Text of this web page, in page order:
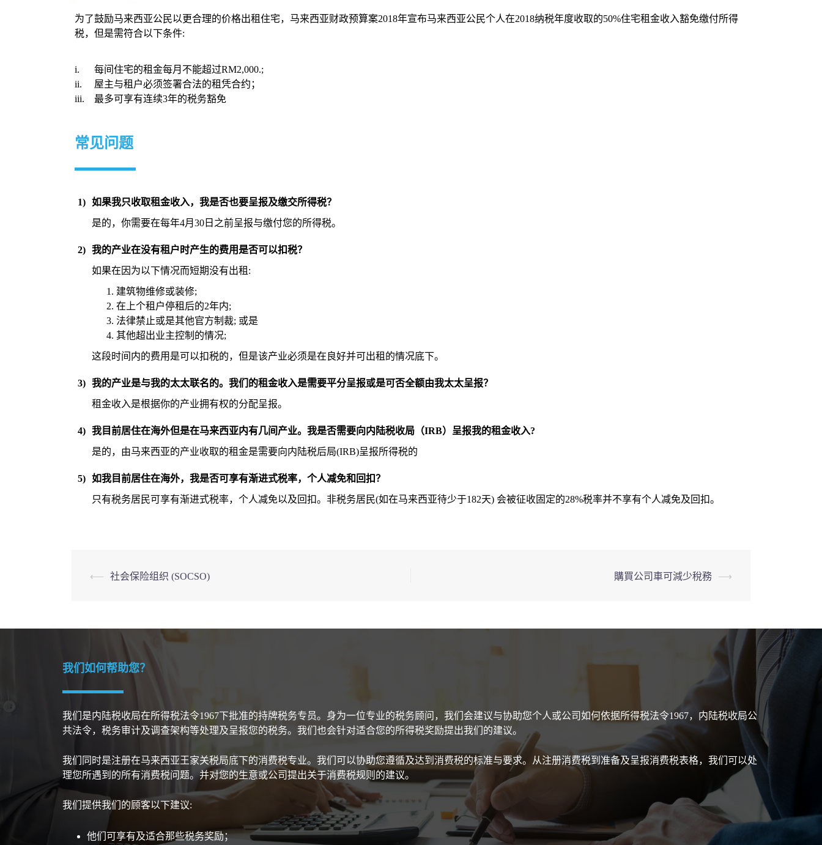
为了鼓励马来西亚公民以更合理的价格出租住宅，马来西亚财政预算案2018年宣布马来西亚公民个人在2018纳税年度收取的50%住宅租金收入豁免缴付所得
税，但是需符合以下条件:
i. 每间住宅的租金每月不能超过RM2,000.;
ii. 屋主与租户必须签署合法的租凭合约；
iii. 最多可享有连续3年的税务豁免
常见问题
1) 如果我只收取租金收入，我是否也要呈报及缴交所得税？
是的，你需要在每年4月30日之前呈报与缴付您的所得税。
2) 我的产业在没有租户时产生的费用是否可以扣税？
如果在因为以下情况而短期没有出租:
建筑物维修或装修;
在上个租户停租后的2年内;
法律禁止或是其他官方制裁; 或是
其他超出业主控制的情况;
这段时间内的费用是可以扣税的，但是该产业必须是在良好并可出租的情况底下。
3) 我的产业是与我的太太联名的。我们的租金收入是需要平分呈报或是可否全额由我太太呈报？
租金收入是根据你的产业拥有权的分配呈报。
4) 我目前居住在海外但是在马来西亚内有几间产业。我是否需要向内陆税收局（IRB）呈报我的租金收入?
是的，由马来西亚的产业收取的租金是需要向内陆税后局(IRB)呈报所得税的
5) 如我目前居住在海外，我是否可享有渐进式税率，个人减免和回扣？
只有税务居民可享有渐进式税率，个人减免以及回扣。非税务居民(如在马来西亚待少于182天) 会被征收固定的28%税率并不享有个人减免及回扣。
Post
⟵ 社会保险组织 (SOCSO) 購買公司車可減少稅務 ⟶
我们如何帮助您？
我们是内陆税收局在所得税法令1967下批准的持牌税务专员。身为一位专业的税务顾问，我们会建议与协助您个人或公司如何依据所得税法令1967，内陆税收局公
共法令，税务审计及调查架构等处理及呈报您的税务。我们也会针对适合您的所得税奖励提出我们的建议。
我们同时是注册在马来西亚王家关税局底下的消费税专业。我们可以协助您遵循及达到消费税的标准与要求。从注册消费税到准备及呈报消费税表格，我们可以处
理您所遇到的所有消费税问题。并对您的生意或公司提出关于消费税规则的建议。
我们提供我们的顾客以下建议:
他们可享有及适合那些税务奖励；